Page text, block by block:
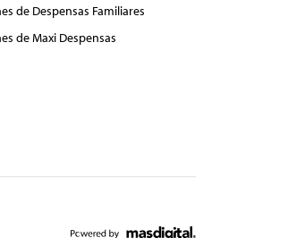
de Despensas Familiares
de Maxi Despensas